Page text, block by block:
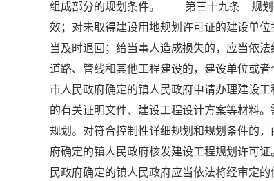
组成部分的规划条件。 第三十九条 规划条
效；对未取得建设用地规划许可证的建设单
当及时退回；给当事人造成损失的，应当
道路、管线和其他工程建设的，建设单位或
市人民政府确定的镇人民政府申请办理建
的有关证明文件、建设工程设计方案等材料
规划。对符合控制性详细规划和规划条件的
府确定的镇人民政府核发建设工程规划许
民政府确定的镇人民政府应当依法将经审